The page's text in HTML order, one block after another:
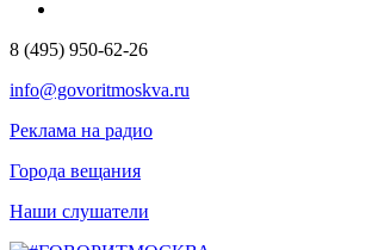
8 (495) 950-62-26
info@govoritmoskva.ru
Реклама на радио
Города вещания
Наши слушатели